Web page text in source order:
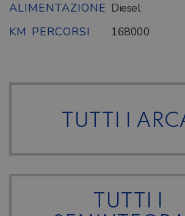
ALIMENTAZIONE Diesel
KM PERCORSI
168000
TUTTI I
TUTTI I